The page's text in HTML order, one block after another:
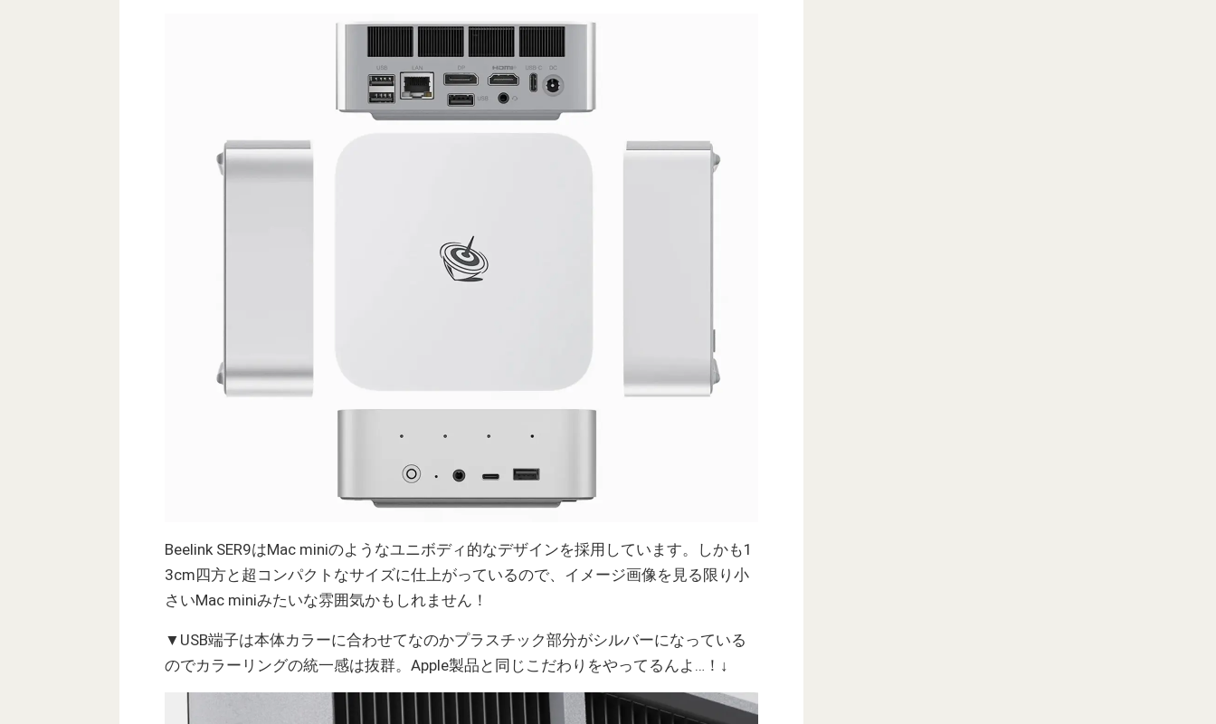
Beelink SER9はMac miniのようなユニボディ的なデザインを採用しています。しかも1
3cm四方と超コンパクトなサイズに仕上がっているので、イメージ画像を見る限り小
さいMac miniみたいな雰囲気かもしれません！
▼USB端子は本体カラーに合わせてなのかプラスチック部分がシルバーになっている
のでカラーリングの統一感は抜群。Apple製品と同じこだわりをやってるんよ…！↓